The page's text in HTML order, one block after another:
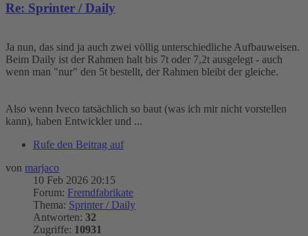
Re: Sprinter / Daily
Ja nun, das sind ja auch zwei völlig unterschiedliche Aufbauweisen.
Beim Daily ist der Rahmen halt bis 7t oder 7,2t ausgelegt - auch
wenn man "nur" den 5t bestellt, der Rahmen bleibt der gleiche.
Also wenn Iveco tatsächlich so baut (was ich mir nicht vorstellen
kann), haben Entwickler und ...
Rufe den Beitrag auf
von marjaco
10 Feb 2026 20:15
Forum: Fremdfabrikate
Thema: Sprinter / Daily
Antworten: 32
Zugriffe: 10931